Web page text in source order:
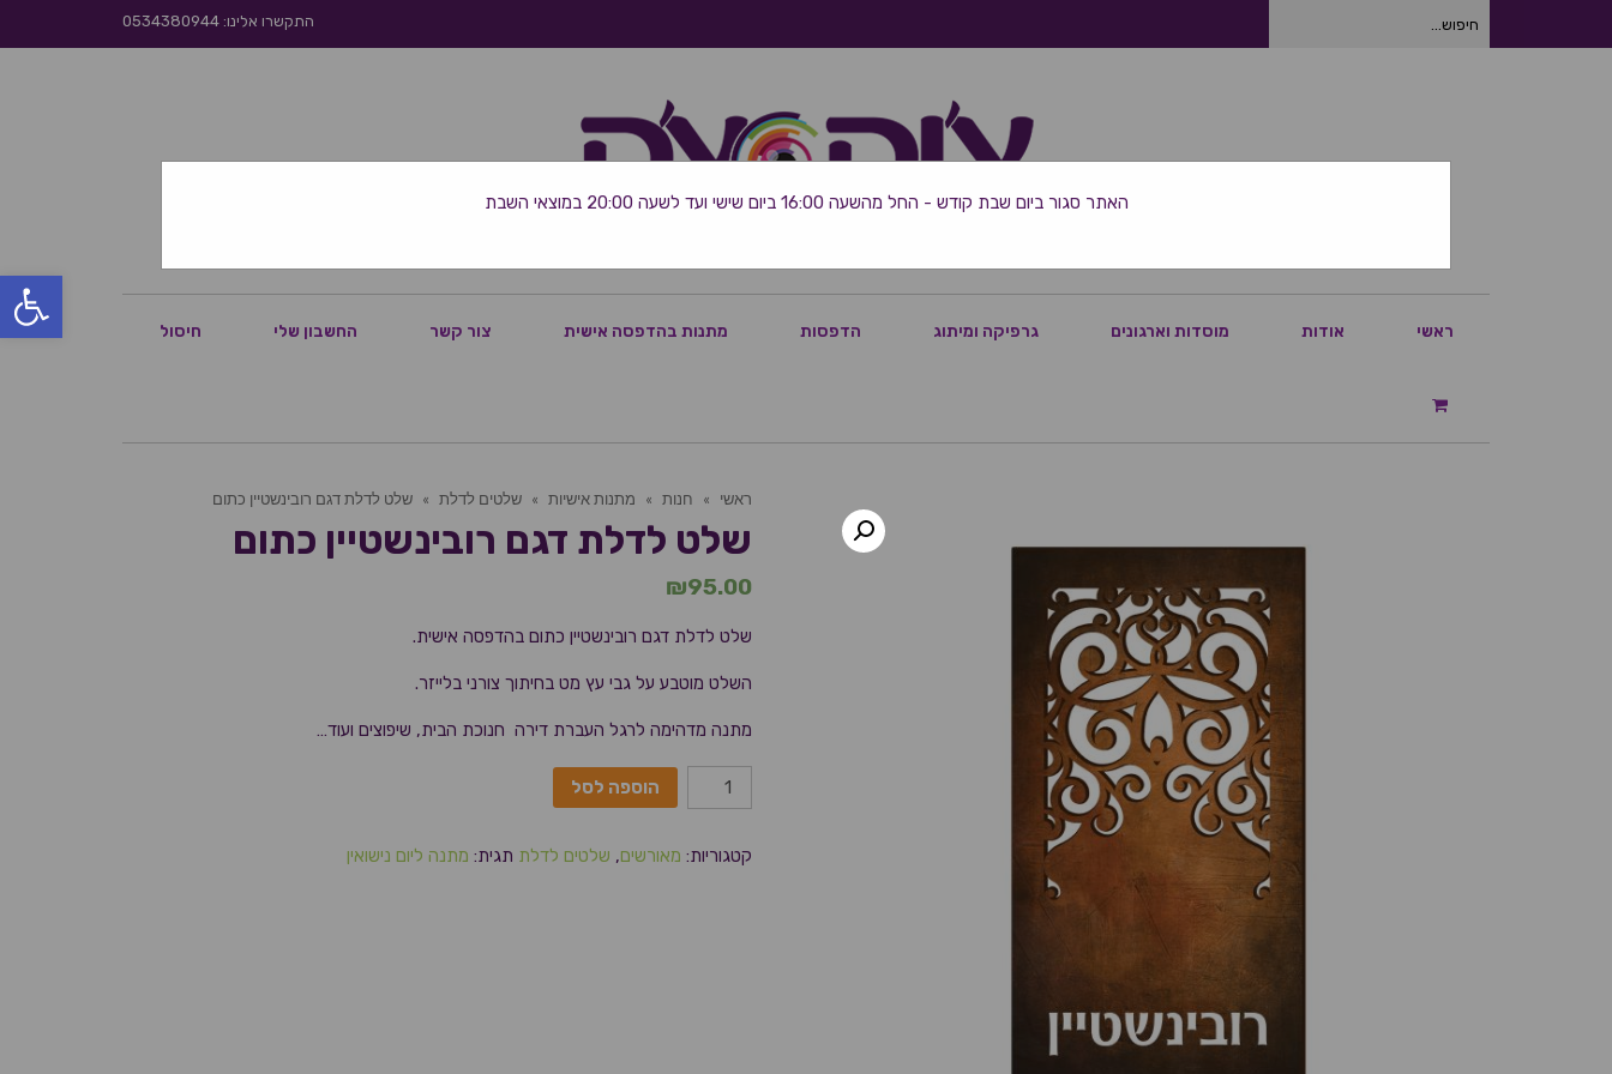
פתח
חיפוש התקשרו אלינו: 0534380944
ראשי אודות מוסדות וארגונים גרפיקה ומיתוג הדפסות מתנות בהדפסה אישית צור קשר החשבון שלי חיסול
ראשי » חנות » מתנות אישיות » שלטים לדלת » שלט לדלת דגם רובינשטיין כתום
שלט לדלת דגם רובינשטיין כתום
₪95.00
שלט לדלת דגם רובינשטיין כתום בהדפסה אישית.
השלט מוטבע על גבי עץ מט בחיתוך צורני בלייזר.
מתנה מדהימה לרגל העברת דירה חנוכת הבית, שיפוצים ועוד…
הוספה לסל
קטגוריות: מאורשים, שלטים לדלת תגית: מתנה ליום נישואין
האתר סגור ביום שבת קודש - החל מהשעה 16:00 ביום שישי ועד לשעה 20:00 במוצאי השבת